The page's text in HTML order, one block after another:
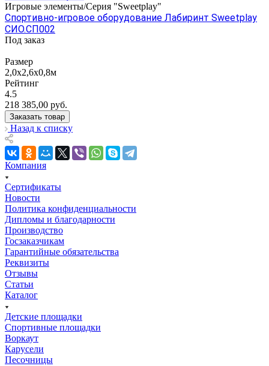
Игровые элементы/Серия "Sweetplay"
Спортивно-игровое оборудование Лабиринт Sweetplay
СИО.СП002
Под заказ
Размер
2,0х2,6х0,8м
Рейтинг
4.5
218 385,00 руб.
Заказать товар
Назад к списку
Компания
Сертификаты
Новости
Политика конфиденциальности
Дипломы и благодарности
Производство
Госзаказчикам
Гарантийные обязательства
Реквизиты
Отзывы
Статьи
Каталог
Детские площадки
Спортивные площадки
Воркаут
Карусели
Песочницы